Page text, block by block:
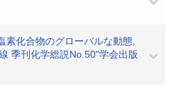
素化合物のグローバルな動態,
季刊化学総説No.50"学会出版